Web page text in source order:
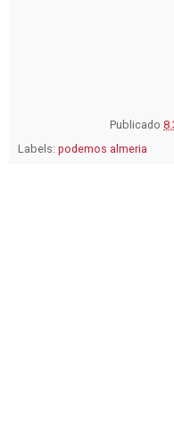
Publicado
Labels: podemos almeria